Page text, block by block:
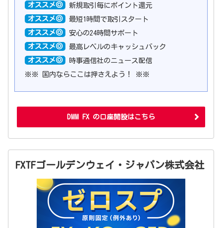
オススメ◎ 新規取引毎にポイント還元
オススメ◎ 最短1時間で取引スタート
オススメ◎ 安心の24時間サポート
オススメ◎ 最高レベルのキャッシュバック
オススメ◎ 時事通信社のニュース配信
※※ 国内ならここは押さえよう！ ※※
DMM FX の口座開設はこちら
FXTFゴールデンウェイ・ジャパン株式会社